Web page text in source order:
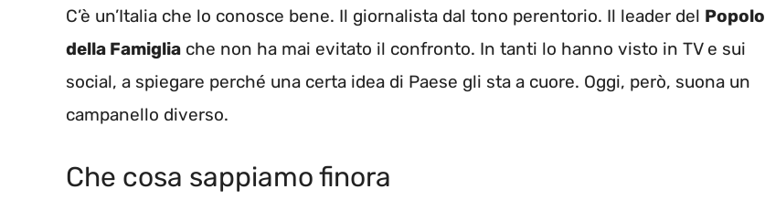
C’è un’Italia che lo conosce bene. Il giornalista dal tono perentorio. Il leader del Popolo
della Famiglia che non ha mai evitato il confronto. In tanti lo hanno visto in TV e sui
social, a spiegare perché una certa idea di Paese gli sta a cuore. Oggi, però, suona un
campanello diverso.
Che cosa sappiamo finora